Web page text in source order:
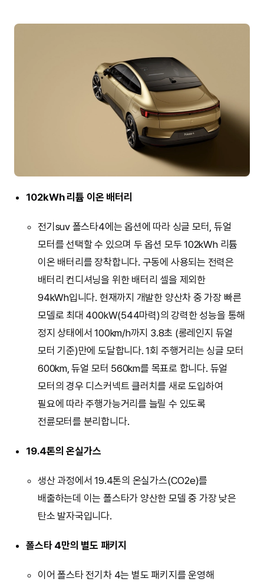
102kWh 리튬 이온 배터리
전기suv 폴스타4에는 옵션에 따라 싱글 모터, 듀얼
모터를 선택할 수 있으며 두 옵션 모두 102kWh 리튬
이온 배터리를 장착합니다. 구동에 사용되는 전력은
배터리 컨디셔닝을 위한 배터리 셀을 제외한
94kWh입니다. 현재까지 개발한 양산차 중 가장 빠른
모델로 최대 400kW(544마력)의 강력한 성능을 통해
정지 상태에서 100km/h까지 3.8초 (롱레인지 듀얼
모터 기준)만에 도달합니다. 1회 주행거리는 싱글 모터
600km, 듀얼 모터 560km를 목표로 합니다. 듀얼
모터의 경우 디스커넥트 클러치를 새로 도입하여
필요에 따라 주행가능거리를 늘릴 수 있도록
전륜모터를 분리합니다.
19.4톤의 온실가스
생산 과정에서 19.4톤의 온실가스(CO2e)를
배출하는데 이는 폴스타가 양산한 모델 중 가장 낮은
탄소 발자국입니다.
폴스타 4만의 별도 패키지
이어 폴스타 전기차 4는 별도 패키지를 운영해